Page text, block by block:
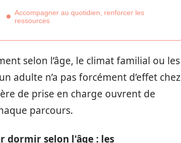
Accompagner au quotidien, renforcer les
ressources
selon l’âge, le climat familial ou les
adulte n’a pas forcément d’effet chez
de prise en charge ouvrent de
parcours.
dormir selon l'âge : les